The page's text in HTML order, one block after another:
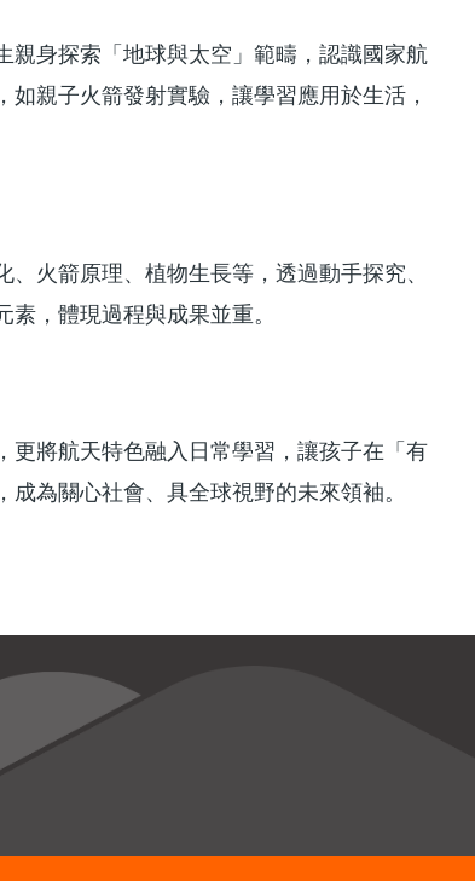
身探索「地球與太空」範疇，認識國家航
親子火箭發射實驗，讓學習應用於生活，
火箭原理、植物生長等，透過動手探究、
，體現過程與成果並重。
更將航天特色融入日常學習，讓孩子在「有
為關心社會、具全球視野的未來領袖。